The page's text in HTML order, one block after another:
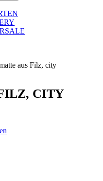
aus Filz, city
CITY